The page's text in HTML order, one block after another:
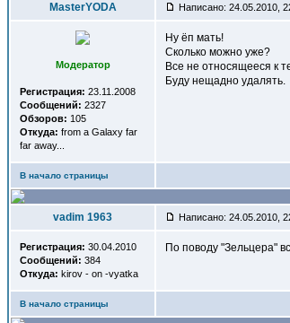
MasterYODA Написано: 24.05.2010,
Модератор
Регистрация: 23.11.2008
Сообщений: 2327
Обзоров: 105
Откуда: from a Galaxy far
far away...
Ну ёп мать!
Сколько можно уже?
Все не относящееся к
Буду нещадно удалять.
В начало страницы
vadim 1963 Написано: 24.05.2010,
Регистрация: 30.04.2010
Сообщений: 384
Откуда: kirov - on -vyatka
По поводу "Зельцера"
В начало страницы